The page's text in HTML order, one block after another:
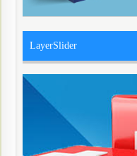
LayerSlider